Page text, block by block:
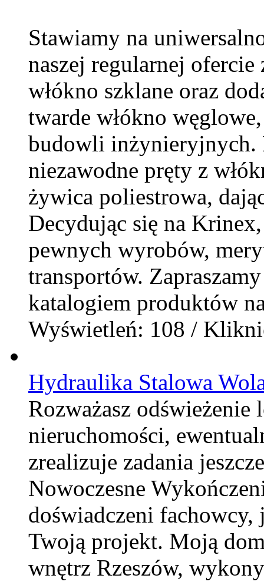
Stawiamy na
naszej regularnej ofercie
włókno szklane oraz
twarde włókno
budowli inżynieryjnych.
niezawodne pręty z
żywica poliestrowa,
Decydując się na
pewnych wyrobów,
transportów.
katalogiem produktów
Wyświetleń: 108 /
Hydraulika Stalowa
Rozważasz
nieruchomości,
zrealizuje zadania
Nowoczesne
doświadczeni fachowcy,
Twoją projekt. Moją
wnętrz Rzeszów,